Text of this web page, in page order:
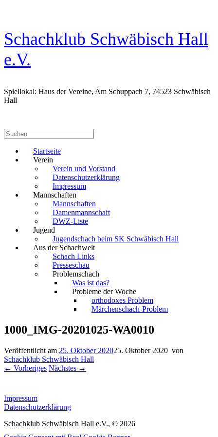
Schachklub Schwäbisch Hall
e.V.
Spiellokal: Haus der Vereine, Am Schuppach 7, 74523 Schwäbisch
Hall
Suchen
nach:
Startseite
Verein
Verein und Vorstand
Datenschutzerklärung
Impressum
Mannschaften
Mannschaften
Damenmannschaft
DWZ-Liste
Jugend
Jugendschach beim SK Schwäbisch Hall
Aus der Schachwelt
Schach Links
Presseschau
Problemschach
Was ist das?
Probleme der Woche
orthodoxes Problem
Märchenschach-Problem
1000_IMG-20201025-WA0010
Veröffentlicht am 25. Oktober 202025. Oktober 2020 von
Schachklub Schwäbisch Hall
← Vorheriges Nächstes →
Impressum
Datenschutzerklärung
Schachklub Schwäbisch Hall e.V., © 2026